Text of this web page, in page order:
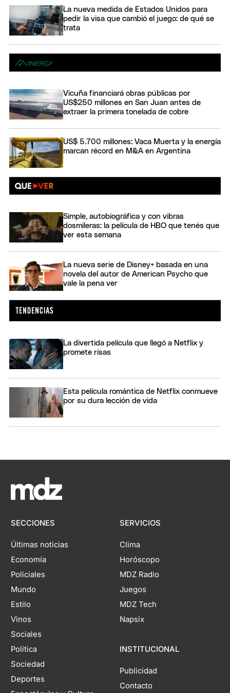
La nueva medida de Estados Unidos para
pedir la visa que cambió el juego: de qué se
trata
Vicuña financiará obras públicas por
US$250 millones en San Juan antes de
extraer la primera tonelada de cobre
US$ 5.700 millones: Vaca Muerta y la energía
marcan récord en M&A en Argentina
Simple, autobiográfica y con vibras
dosmileras: la película de HBO que tenés que
ver esta semana
La nueva serie de Disney+ basada en una
novela del autor de American Psycho que
vale la pena ver
La divertida película que llegó a Netflix y
promete risas
Esta película romántica de Netflix conmueve
por su dura lección de vida
SECCIONES
Últimas noticias
Economía
Policiales
Mundo
Estilo
Vinos
Sociales
Política
Sociedad
Deportes
SERVICIOS
Clima
Horóscopo
MDZ Radio
Juegos
MDZ Tech
Napsix
INSTITUCIONAL
Publicidad
Contacto